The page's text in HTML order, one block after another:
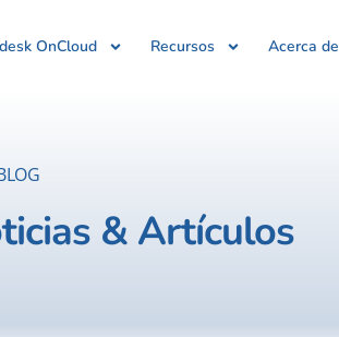
OnCloud Recursos Acerca de
& Artículos